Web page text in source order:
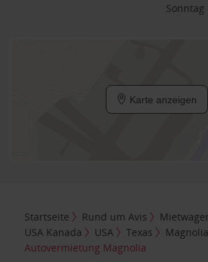
Sonntag
Karte anzeigen
Startseite Rund um Avis
USA Kanada
USA Texas
Magnolia
Autovermietung Magnolia